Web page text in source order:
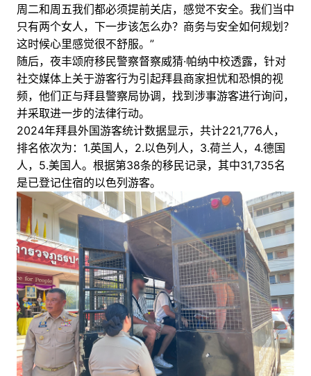
周二和周五我们都必须提前关店，感觉不安全。我们当中
只有两个女人，下一步该怎么办？商务与安全如何规划？
这时候心里感觉很不舒服。”
随后，夜丰颂府移民警察督察威猜·帕纳中校透露，针对
社交媒体上关于游客行为引起拜县商家担忧和恐惧的视
频，他们正与拜县警察局协调，找到涉事游客进行询问，
并采取进一步的法律行动。
2024年拜县外国游客统计数据显示，共计221,776人，
排名依次为：1.英国人，2.以色列人，3.荷兰人，4.德国
人，5.美国人。根据第38条的移民记录，其中31,735名
是已登记住宿的以色列游客。